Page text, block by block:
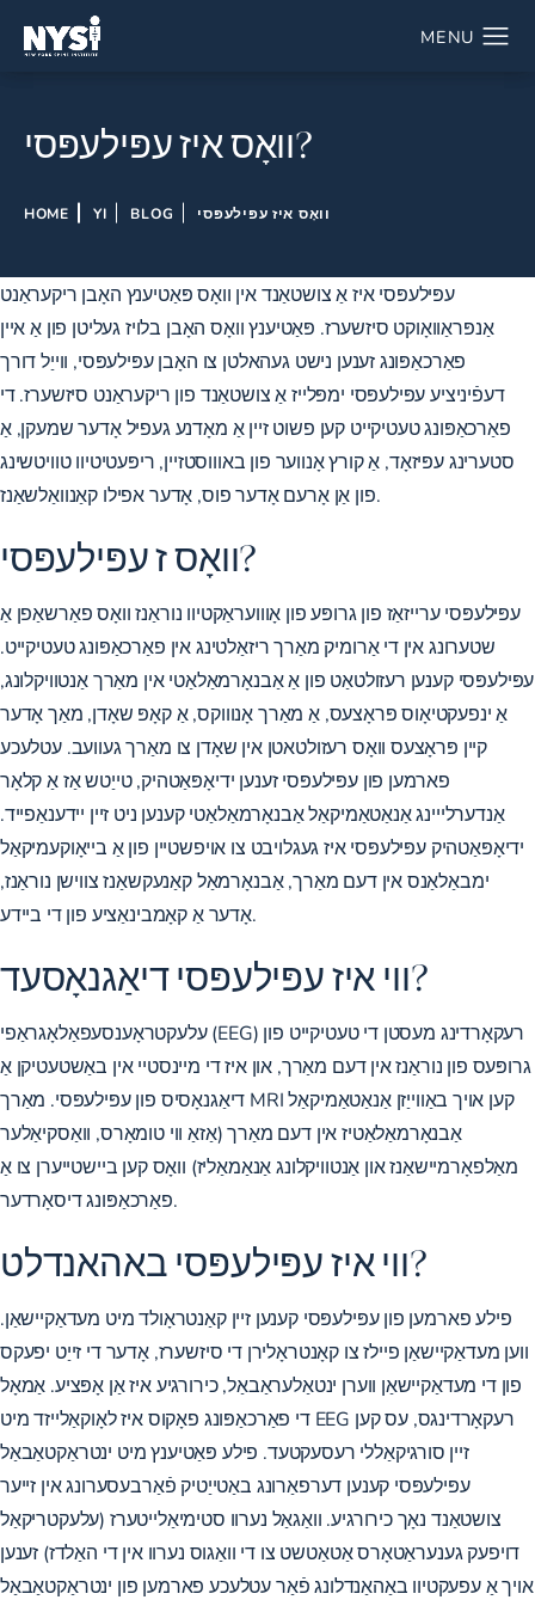
וואָס איז עפּילעפּסי?
HOME YI BLOG וואָס איז עפּילעפּסי
עפּילעפּסי איז אַ צושטאַנד אין וואָס פּאַטיענץ האָבן ריקעראַנט
אַנפּראַוואָוקט סיזשערז. פּאַטיענץ וואָס האָבן בלויז געליטן פון אַ איין
פאַרכאַפּונג זענען נישט געהאלטן צו האָבן עפּילעפּסי, ווייַל דורך
דעפֿיניציע עפּילעפּסי ימפּלייז אַ צושטאַנד פון ריקעראַנט סיזשערז. די
פאַרכאַפּונג טעטיקייט קען פשוט זיין אַ מאָדנע געפיל אָדער שמעקן, אַ
סטערינג עפּיזאָד, אַ קורץ אָנווער פון באוווסטזיין, ריפּעטיטיוו טוויטשינג
פון אַן אָרעם אָדער פוס, אָדער אפילו קאַנוואַלשאַנז.
וואָס ז עפּילעפּסי?
עפּילעפּסי ערייזאַז פון גרופּע פון ​​אָווועראַקטיוו נוראַנז וואָס פאַרשאַפן אַ
שטערונג אין די אַרומיק מאַרך ריזאַלטינג אין פאַרכאַפּונג טעטיקייט.
עפּילעפּסי קענען רעזולטאַט פון אַ אַבנאָרמאַלאַטי אין מאַרך אַנטוויקלונג,
אַ ינפעקטיאָוס פּראָצעס, אַ מאַרך אָנוווקס, אַ קאָפּ שאָדן, מאַך אָדער
קיין פּראָצעס וואָס רעזולטאטן אין שאָדן צו מאַרך געוועב. עטלעכע
פארמען פון עפּילעפּסי זענען ידיאָפּאַטהיק, טייַטש אַז אַ קלאָר
אַנדערלייינג אַנאַטאַמיקאַל אַבנאָרמאַלאַטי קענען ניט זיין יידענאַפייד.
ידיאָפּאַטהיק עפּילעפּסי איז געגלויבט צו אויפשטיין פון אַ בייאָוקעמיקאַל
ימבאַלאַנס אין דעם מאַרך, אַבנאָרמאַל קאַנעקשאַנז צווישן נוראַנז,
אָדער אַ קאָמבינאַציע פון ​​​​די ביידע.
ווי איז עפּילעפּסי דיאַגנאָסעד?
עלעקטראָענסעפאַלאָגראַפי (EEG) רעקאָרדינג מעסטן די טעטיקייט פון
גרופּעס פון נוראַנז אין דעם מאַרך, און איז די מיינסטיי אין באַשטעטיקן אַ
דיאַגנאָסיס פון עפּילעפּסי. מאַרך MRI קען אויך באַווייַזן אַנאַטאַמיקאַל
אַבנאָרמאַלאַטיז אין דעם מאַרך (אַזאַ ווי טומאָרס, וואַסקיאַלער
מאַלפאָרמיישאַנז און אַנטוויקלונג אַנאַמאַליז) וואָס קען ביישטייערן צו אַ
פאַרכאַפּונג דיסאָרדער.
ווי איז עפּילעפּסי באהאנדלט?
פילע פארמען פון עפּילעפּסי קענען זיין קאַנטראָולד מיט מעדאַקיישאַן.
ווען מעדאַקיישאַן פיילז צו קאָנטראָלירן די סיזשערז, אָדער די זייַט יפעקס
פון די מעדאַקיישאַן ווערן ינטאַלעראַבאַל, כירורגיע איז אַן אָפּציע. אַמאָל
די פאַרכאַפּונג פאָקוס איז לאָוקאַלייזד מיט EEG רעקאָרדינגס, עס קען
זיין סורגיקאַללי רעסעקטעד. פילע פּאַטיענץ מיט ינטראַקטאַבאַל
עפּילעפּסי קענען דערפאַרונג באַטייַטיק פֿאַרבעסערונג אין זייער
צושטאַנד נאָך כירורגיע. וואַגאַל נערוו סטימיאַלייטערז (עלעקטריקאַל
דויפעק גענעראַטאָרס אַטאַטשט צו די וואַגוס נערוו אין די האַלדז) זענען
אויך אַ עפעקטיוו באַהאַנדלונג פֿאַר עטלעכע פארמען פון ינטראַקטאַבאַל